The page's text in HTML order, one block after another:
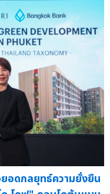
อดกลยุทธ์ความยั่งยืน